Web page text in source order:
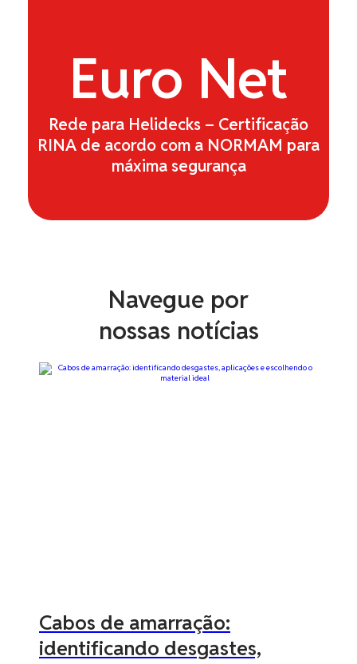
Euro Net
Rede para Helidecks – Certificação
RINA de acordo com a NORMAM para
máxima segurança
Navegue por
nossas notícias
Cabos de amarração:
identificando desgastes,